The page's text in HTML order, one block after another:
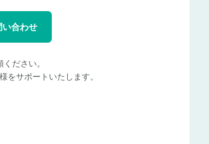
合わせ
ださい。
をサポートいたします。